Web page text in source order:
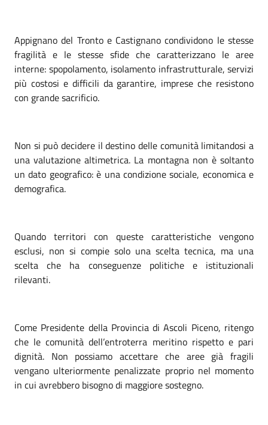
Appignano del Tronto e Castignano condividono le stesse
fragilità e le stesse sfide che caratterizzano le aree
interne: spopolamento, isolamento infrastrutturale, servizi
più costosi e difficili da garantire, imprese che resistono
con grande sacrificio.
Non si può decidere il destino delle comunità limitandosi a
una valutazione altimetrica. La montagna non è soltanto
un dato geografico: è una condizione sociale, economica e
demografica.
Quando territori con queste caratteristiche vengono
esclusi, non si compie solo una scelta tecnica, ma una
scelta che ha conseguenze politiche e istituzionali
rilevanti.
Come Presidente della Provincia di Ascoli Piceno, ritengo
che le comunità dell’entroterra meritino rispetto e pari
dignità. Non possiamo accettare che aree già fragili
vengano ulteriormente penalizzate proprio nel momento
in cui avrebbero bisogno di maggiore sostegno.